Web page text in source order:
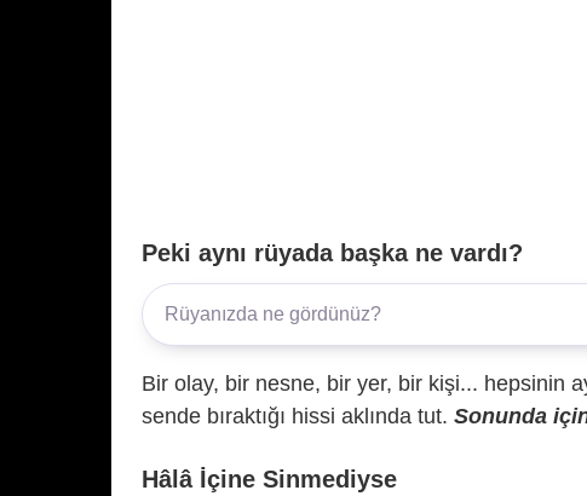
Peki aynı rüyada başka ne vardı?
Bir olay, bir nesne, bir yer, bir kişi... hepsinin
sende bıraktığı hissi aklında tut. Sonunda
Hâlâ İçine Sinmediyse